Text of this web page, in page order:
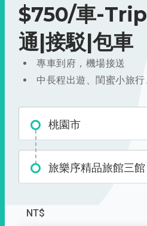
$750/車-
通|接駁|包車
專車到府，機場接送
中長程出遊、閨蜜小旅
桃園市
旅樂序精品旅館三館
NT$